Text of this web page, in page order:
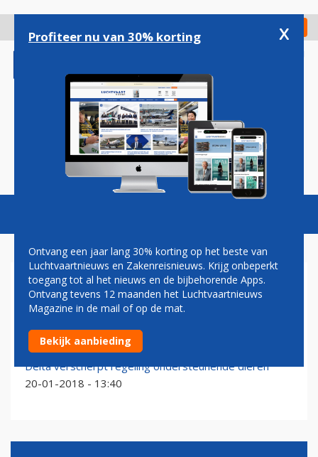
gaan
Check in
Magazine Podcasts Vacatures
DIEREN
KLM een van de besten voor reizende viervoeter
15-09-2025 - 09:37
Delta verscherpt regeling ondersteunende dieren
20-01-2018 - 13:40
Profiteer nu van 30% korting x
Ontvang een jaar lang 30% korting op het beste van
Luchtvaartnieuws en Zakenreisnieuws. Krijg onbeperkt
toegang tot al het nieuws en de bijbehorende Apps.
Ontvang tevens 12 maanden het Luchtvaartnieuws
Magazine in de mail of op de mat.
Bekijk aanbieding